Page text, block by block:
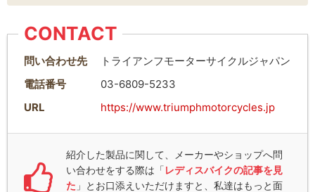
CONTACT
問い合わせ先
トライアンフモーターサイクルジャパン
電話番号
03-6809-5233
URL
https://www.triumphmotorcycles.jp
紹介した製品に関して、メーカーやショップへ問
い合わせをする際は「 レディスバイクの記事を見
た 」とお口添えいただけますと、私達はもっと面